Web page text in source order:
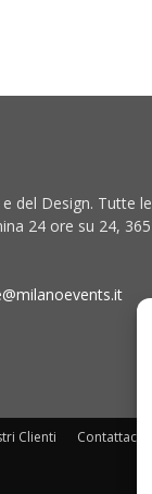
del Design. Tutte le
24 ore su 24, 365
Clienti Contattaci